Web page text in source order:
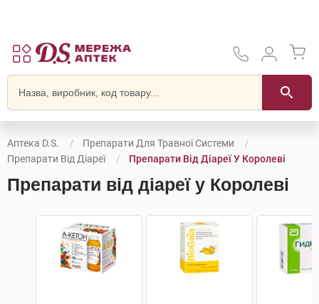
Аптека D.S.
Препарати Для Травної Системи
Препарати Від Діареї
Препарати Від Діареї У Королеві
Препарати від діареї у Королеві